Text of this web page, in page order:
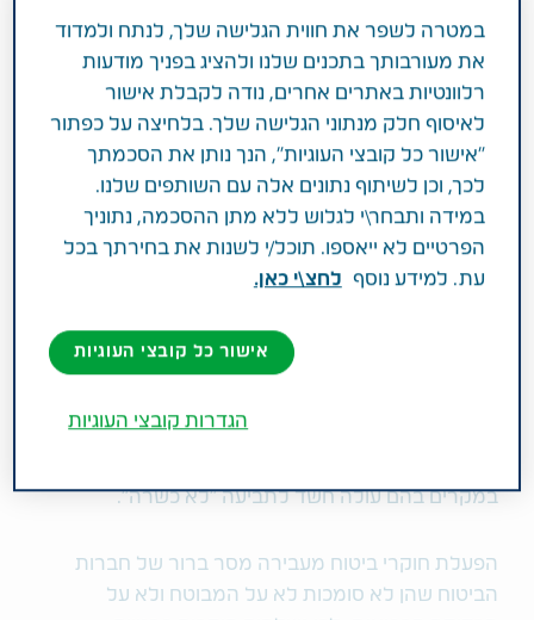
הביטוח וגם אחרי
מעקבים של חוקרי ביטוח הפכו בשנים האחרונות לכלי
מרכזי של תאגידי הביטוח לצורך בירור חבותם בעת
הגשת תביעת סיעוד מצד מבוטחיהם הקשישים. מטרתם
המרכזית של החוקרים להוכיח כי טענות המבוטח אינן
תואמות את מצבו התפקודי, ולכן אינו עונה על הגדרת
מקרה הביטוח.
מדוע משתמשות חברות הביטוח בחוקרים?
השימוש בחוקרי הביטוח הפך למקובל בקרב תאגידי
היו אמורות להיות מספיקות כדי להוכיח זכאות בתביעת
במקרים בהם עולה חשד לתביעה "לא כשרה".
הפעלת חוקרי ביטוח מעבירה מסר ברור של חברות
הביטוח שהן לא סומכות לא על המבוטח ולא על
במטרה לשפר את חווית הגלישה שלך, לנתח ולמדוד
את מעורבותך בתכנים שלנו ולהציג בפניך מודעות
רלוונטיות באתרים אחרים, נודה לקבלת אישור
לאיסוף חלק מנתוני הגלישה שלך. בלחיצה על כפתור
"אישור כל קובצי העוגיות", הנך נותן את הסכמתך
לכך, וכן לשיתוף נתונים אלה עם השותפים שלנו.
במידה ותבחר\י לגלוש ללא מתן ההסכמה, נתוניך
הפרטיים לא ייאספו. תוכל/י לשנות את בחירתך בכל
עת. למידע נוסף
לחצ\י כאן.
אישור כל קובצי העוגיות
הגדרות קובצי העוגיות